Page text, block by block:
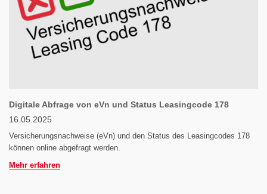
Digitale Abfrage von eVn und Status Leasingcode 178
16.05.2025
Versicherungsnachweise (eVn) und den Status des Leasingcodes 178
können online abgefragt werden.
Mehr erfahren